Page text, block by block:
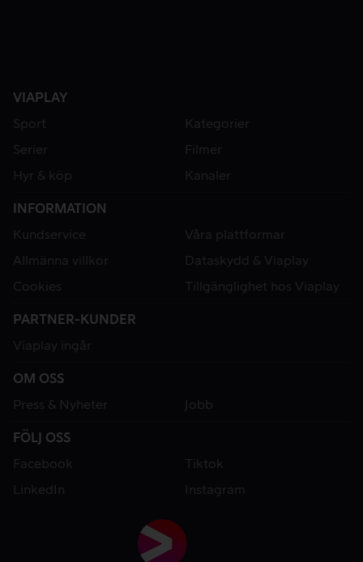
VIAPLAY
Sport
Kategorier
Serier
Filmer
Hyr & köp
Kanaler
INFORMATION
Kundservice
Våra plattformar
Allmänna villkor
Dataskydd & Viaplay
Cookies
Tillgänglighet hos Viaplay
PARTNER-KUNDER
Viaplay ingår
OM OSS
Press & Nyheter
Jobb
FÖLJ OSS
Facebook
Tiktok
LinkedIn
Instagram